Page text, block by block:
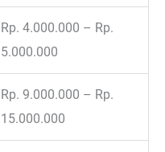
Rp. 4.000.000 – Rp.
5.000.000
Rp. 9.000.000 – Rp.
15.000.000